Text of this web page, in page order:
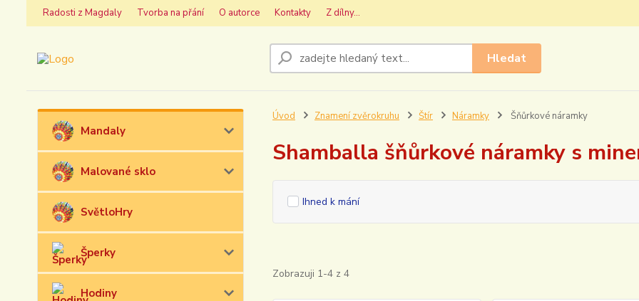
Radosti z Magdaly Tvorba na přání O autorce Kontakty Z dílny...
Hledat
Mandaly
Malované sklo
SvětloHry
Šperky
Hodiny
Úvod Znamení zvěrokruhu Štír Náramky Šňůrkové náramky
Shamballa šňůrkové náramky s
Ihned k mání
Zobrazuji 1-4 z 4